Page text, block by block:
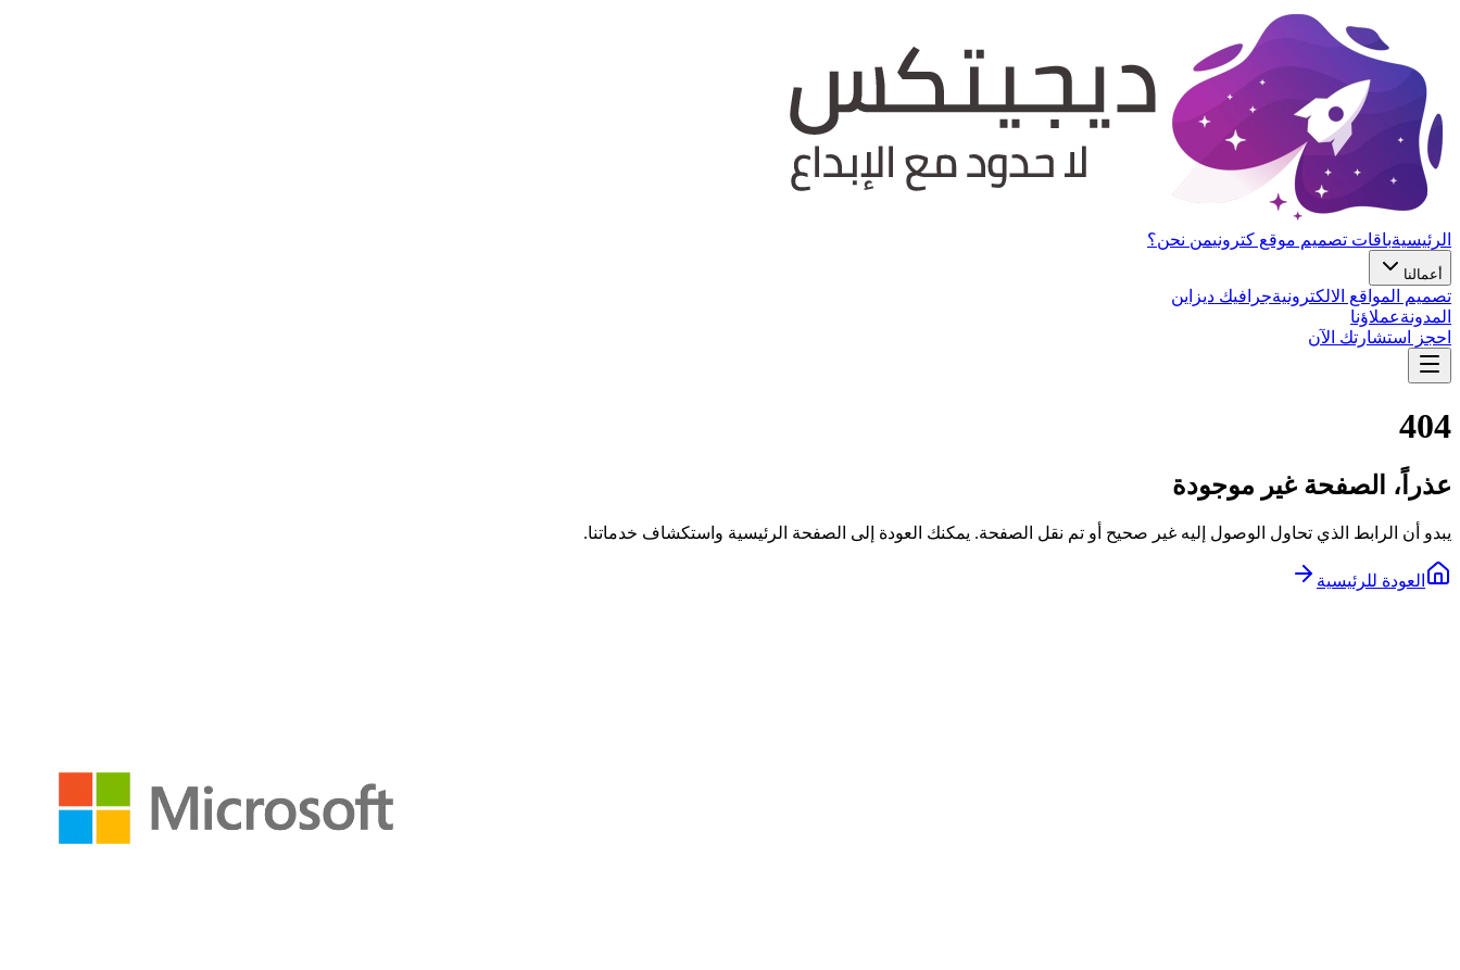
الرئيسيةباقات تصميم موقع كترونيمن نحن؟
أعمالنا
تصميم المواقع الالكترونيةجرافيك ديزاين
المدونةعملاؤنا
احجز استشارتك الآن
404
عذراً، الصفحة غير موجودة
يبدو أن الرابط الذي تحاول الوصول إليه غير صحيح أو تم نقل الصفحة. يمكنك العودة إلى الصفحة الرئيسية واستكشاف خدماتنا.
العودة للرئيسية